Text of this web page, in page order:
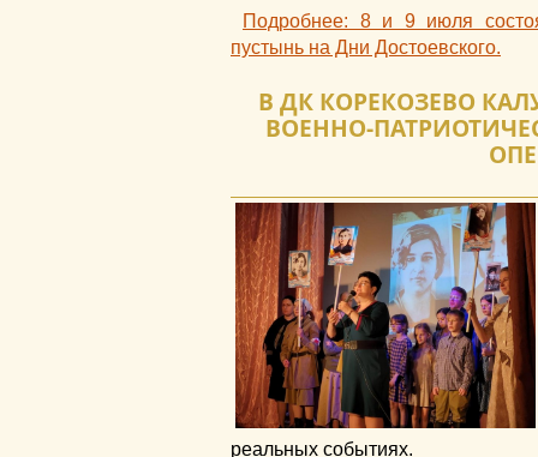
Подробнее: 8 и 9 июля
пустынь на Дни Достоевского.
В ДК КОРЕКОЗЕВО
ВОЕННО-
реальных событиях.